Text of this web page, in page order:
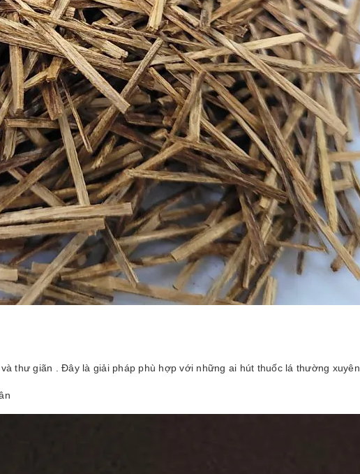
thư giãn . Đây là giải pháp phù hợp với những ai hút thuốc lá thường xuyên.